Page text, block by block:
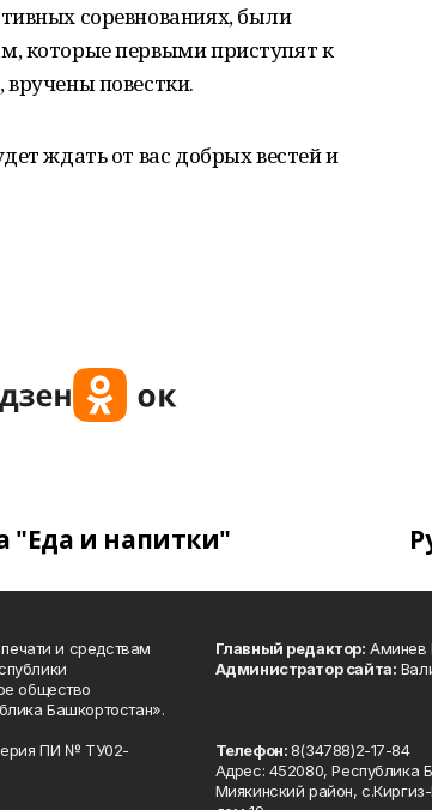
соревнованиях, были
которые первыми приступят к
повестки.
ждать от вас добрых вестей и
"Еда и напитки"
и средствам
общество
Башкортостан».
ПИ № ТУ02-
Главный редактор: Аминев
Администратор сайта:
Телефон:8(34788)2-17-84
Адрес: 452080, Республика
Миякинский район,